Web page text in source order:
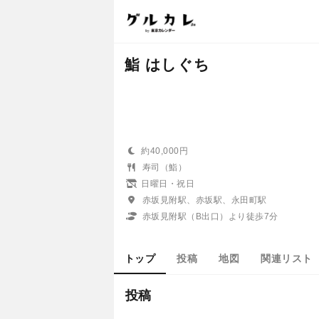
鮨 はしぐち
約40,000円
寿司（鮨）
日曜日・祝日
赤坂見附駅、赤坂駅、永田町駅
赤坂見附駅（B出口）より徒歩7分
トップ 投稿 地図 関連リスト
投稿